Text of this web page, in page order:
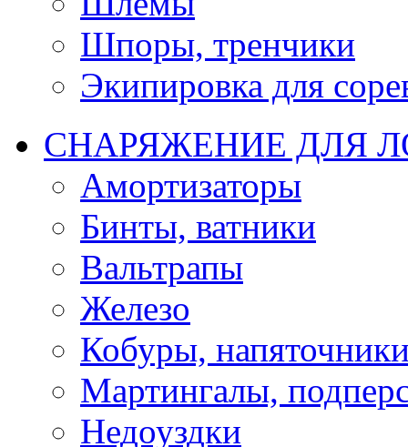
Шпоры, тренчики
Экипировка для
СНАРЯЖЕНИЕ ДЛЯ
Амортизаторы
Бинты, ватники
Вальтрапы
Железо
Кобуры,
Мартингалы,
Недоуздки